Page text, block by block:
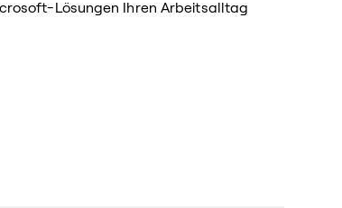
Lösungen Ihren Arbeitsalltag